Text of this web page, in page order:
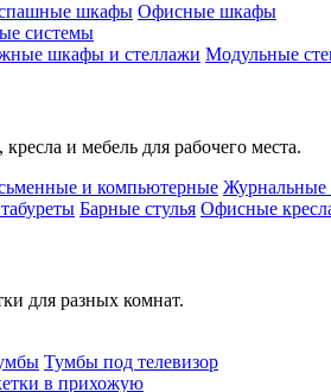
шкафы Офисные шкафы
системы
шкафы и стеллажи Модульные
и мебель для рабочего места.
и компьютерные Журнальные
Барные стулья Офисные
для разных комнат.
Тумбы под телевизор
в прихожую